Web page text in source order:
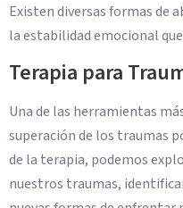
Existen diversas formas de
la estabilidad emocional
Terapia para
Una de las herramientas
superación de los traumas
de la terapia, podemos
nuestros traumas,